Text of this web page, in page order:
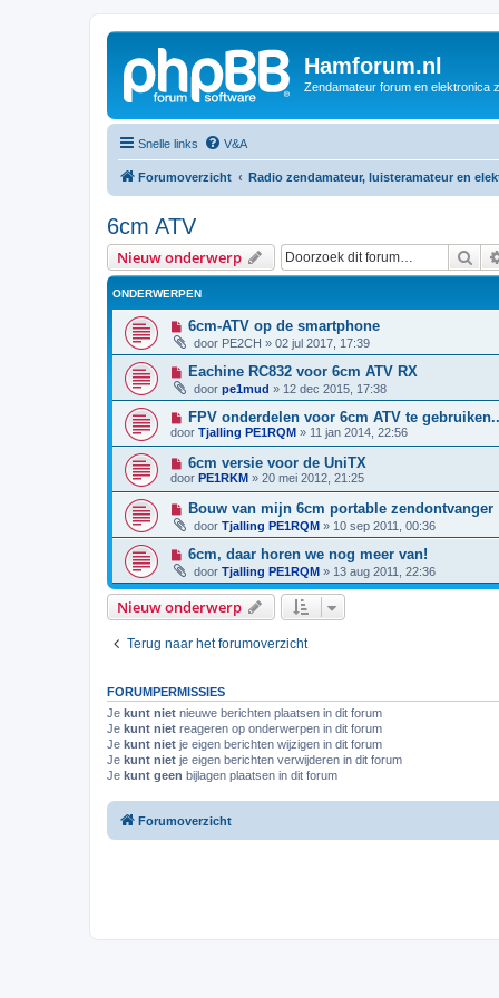
Hamforum.nl
Zendamateur forum en elektronica
Snelle links V&A
Forumoverzicht Radio zendamateur, luisteramateur en
6cm ATV
Nieuw onderwerp
ONDERWERPEN
6cm-ATV op de smartphone
door PE2CH » 02 jul 2017, 17:39
Eachine RC832 voor 6cm ATV RX
door pe1mud » 12 dec 2015, 17:38
FPV onderdelen voor 6cm ATV te
door Tjalling PE1RQM » 11 jan 2014, 22:56
6cm versie voor de UniTX
door PE1RKM » 20 mei 2012, 21:25
Bouw van mijn 6cm portable zendontvanger
door Tjalling PE1RQM » 10 sep 2011, 00:36
6cm, daar horen we nog meer van!
door Tjalling PE1RQM » 13 aug 2011, 22:36
Nieuw onderwerp
Terug naar het forumoverzicht
FORUMPERMISSIES
Je kunt niet nieuwe berichten plaatsen in dit forum
Je kunt niet reageren op onderwerpen in dit forum
Je kunt niet je eigen berichten wijzigen in dit forum
Je kunt niet je eigen berichten verwijderen in dit forum
Je kunt geen bijlagen plaatsen in dit forum
Forumoverzicht